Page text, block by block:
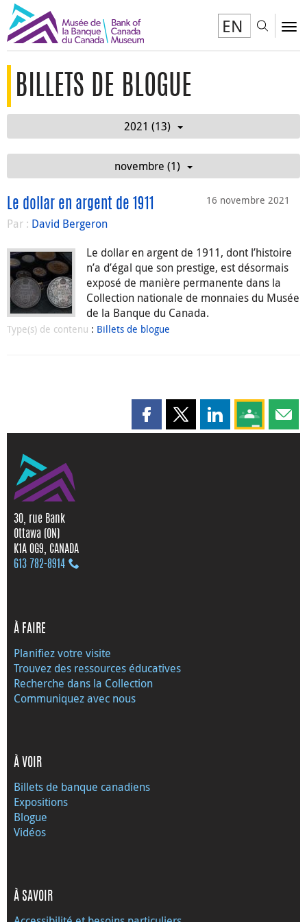
EN
BILLETS DE BLOGUE
2021 (13)
novembre (1)
16 novembre 2021
Le dollar en argent de 1911
Par : David Bergeron
Le dollar en argent de 1911, dont l’histoire
n’a d’égal que son prestige, est désormais
exposé de manière permanente dans la
Collection nationale de monnaies du Musée
de la Banque du Canada.
Type(s) de contenu : Billets de blogue
Partager cette page sur
Partager cette page sur X
Partager cette
Partagez
30, rue Bank
Ottawa (ON)
K1A 0G9, CANADA
613 782‑8914
À FAIRE
Planifiez votre visite
Trouvez des ressources éducatives
Recherche dans la Collection
Communiquez avec nous
À VOIR
Billets de banque canadiens
Expositions
Blogue
Vidéos
À SAVOIR